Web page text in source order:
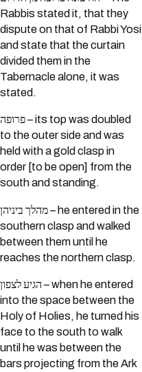
Rabbis stated it, that they
dispute on that of Rabbi Yosi
and state that the curtain
divided them in the
Tabernacle alone, it was
stated.
פרופה – its top was doubled
to the outer side and was
held with a gold clasp in
order [to be open] from the
south and standing.
מהלך ביניהן – he entered in the
southern clasp and walked
between them until he
reaches the northern clasp.
הגיע לצפון – when he entered
into the space between the
Holy of Holies, he turned his
face to the south to walk
until he was between the
bars projecting from the Ark